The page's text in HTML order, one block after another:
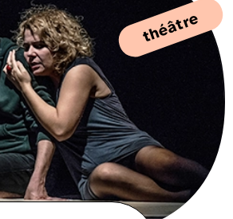
théâtre